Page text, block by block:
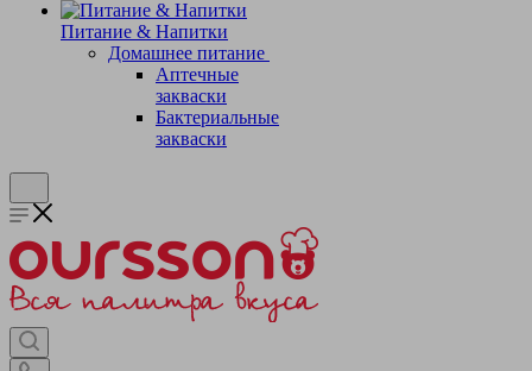
Питание & Напитки
Домашнее питание
Аптечные
закваски
Бактериальные
закваски